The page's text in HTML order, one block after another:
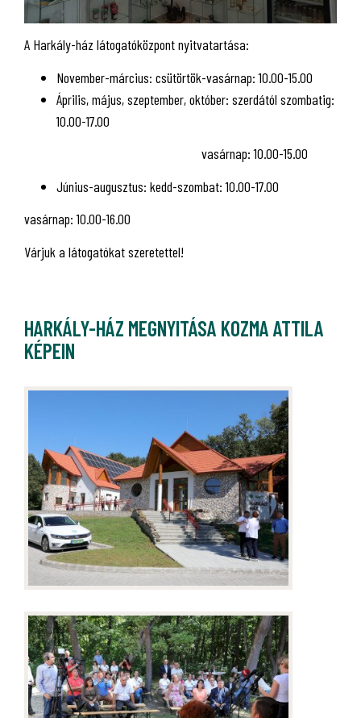
A Harkály-ház látogatóközpont nyitvatartása:
November-március: csütörtök-vasárnap: 10.00-15.00
Április, május, szeptember, október: szerdától szombatig:
10.00-17.00
vasárnap: 10.00-15.00
Június-augusztus: kedd-szombat: 10.00-17.00
vasárnap: 10.00-16.00
Várjuk a látogatókat szeretettel!
HARKÁLY-HÁZ MEGNYITÁSA KOZMA ATTILA
KÉPEIN